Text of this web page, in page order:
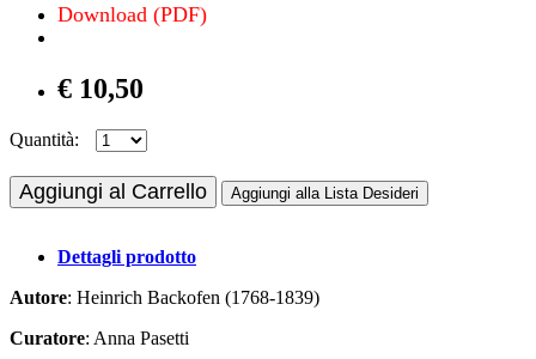
Download (PDF)
€ 10,50
Quantità:
Aggiungi al Carrello Aggiungi alla Lista Desideri
Dettagli prodotto
Autore: Heinrich Backofen (1768-1839)
Curatore: Anna Pasetti